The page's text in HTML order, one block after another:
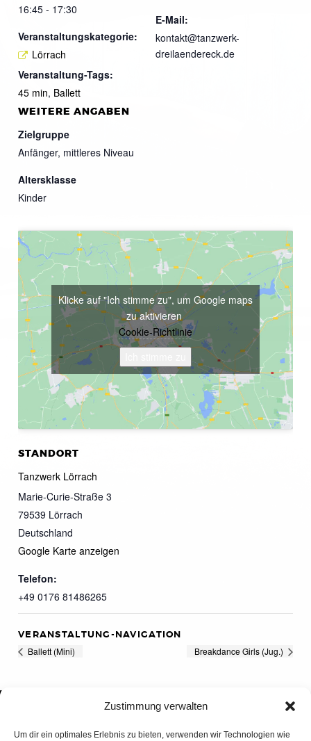
Zustimmung verwalten
Um dir ein optimales Erlebnis zu bieten, verwenden wir Technologien wie
16:45 - 17:30
Veranstaltungskategorie:
Lörrach
Veranstaltung-Tags:
45 min, Ballett
E-Mail:
kontakt@tanzwerk-
dreilaendereck.de
WEITERE ANGABEN
Zielgruppe
Anfänger, mittleres Niveau
Altersklasse
Kinder
STANDORT
Tanzwerk Lörrach
Marie-Curie-Straße 3
79539 Lörrach
Deutschland
Google Karte anzeigen
Telefon:
+49 0176 81486265
Klicke auf "Ich stimme zu", um Google maps
zu aktivieren
Cookie-Richtlinie
VERANSTALTUNG-NAVIGATION
Ballett (Mini) Breakdance Girls (Jug.)